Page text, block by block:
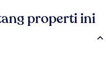
properti ini